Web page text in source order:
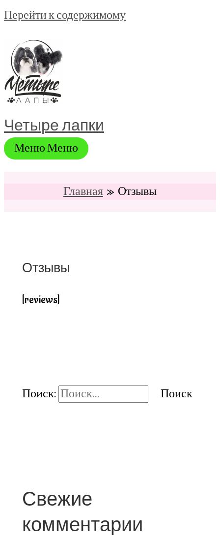
Перейти к содержимому
Четыре лапки
МенюМеню
Главная Отзывы
Поиск:
Свежие
комментарии
Отзывы
[reviews]